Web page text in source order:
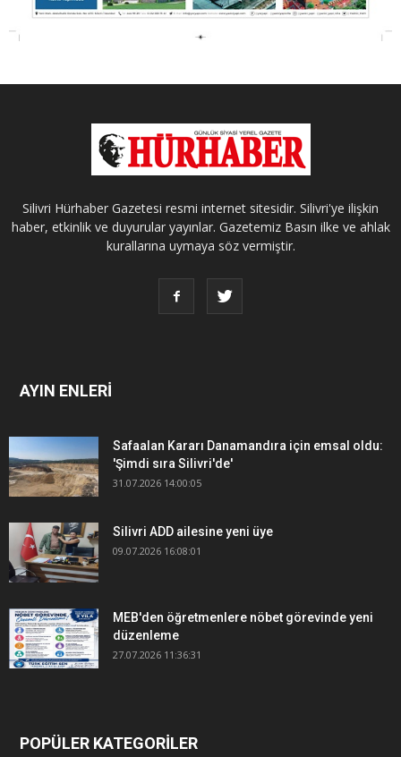
Silivri Hürhaber Gazetesi resmi internet sitesidir. Silivri'ye ilişkin
haber, etkinlik ve duyurular yayınlar. Gazetemiz Basın ilke ve ahlak
kurallarına uymaya söz vermiştir.
AYIN ENLERİ
Safaalan Kararı Danamandıra için emsal oldu:
'Şimdi sıra Silivri'de'
31.07.2026 14:00:05
Silivri ADD ailesine yeni üye
09.07.2026 16:08:01
MEB'den öğretmenlere nöbet görevinde yeni
düzenleme
27.07.2026 11:36:31
POPÜLER KATEGORİLER